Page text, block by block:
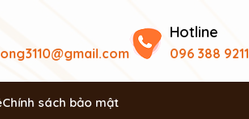
Hotline
096 388 9211
Chính sách bảo mật